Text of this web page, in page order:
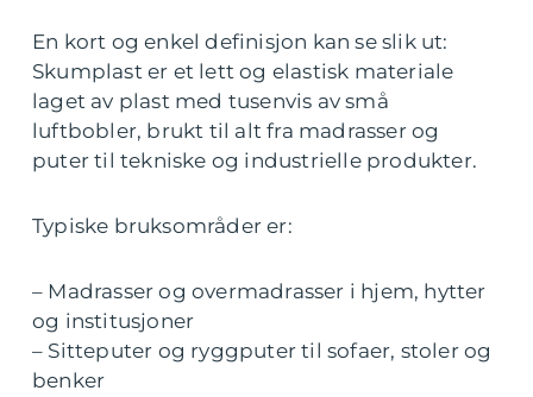
En kort og enkel definisjon kan se slik ut:
Skumplast er et lett og elastisk materiale
laget av plast med tusenvis av små
luftbobler, brukt til alt fra madrasser og
puter til tekniske og industrielle produkter.
Typiske bruksområder er:
– Madrasser og overmadrasser i hjem, hytter
og institusjoner
– Sitteputer og ryggputer til sofaer, stoler og
benker